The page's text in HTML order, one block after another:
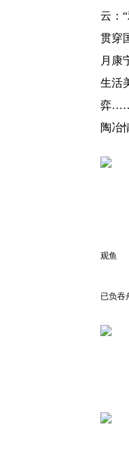
云：
贯穿
月康
生活
弈……
陶冶
观鱼
已负吞